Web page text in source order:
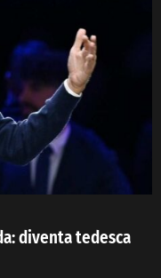
diventa tedesca